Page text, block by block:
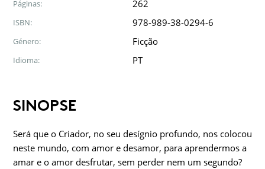
Páginas: 262
ISBN: 978-989-38-0294-6
Género: Ficção
Idioma: PT
SINOPSE
Será que o Criador, no seu desígnio profundo, nos colocou
neste mundo, com amor e desamor, para aprendermos a
amar e o amor desfrutar, sem perder nem um segundo?